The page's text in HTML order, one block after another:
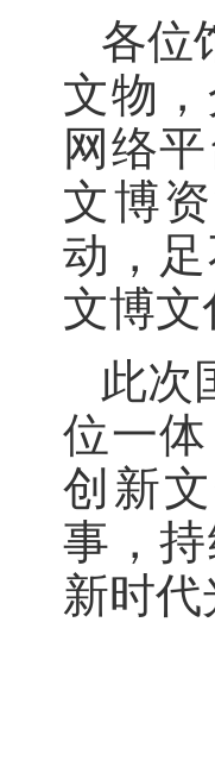
各位
文物
网络
文博
动，
文博
此次
位一
创新
事，
新时代